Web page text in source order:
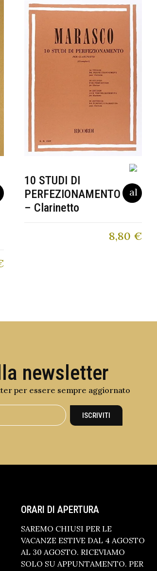
10 STUDI DI
PERFEZIONAMENTO
– Clarinetto
8,80 €
newsletter
per essere sempre aggiornato
ISCRIVITI
ORARI DI APERTURA
SAREMO CHIUSI PER LE
VACANZE ESTIVE DAL 4 AGOSTO
AL 30 AGOSTO. RICEVIAMO
SOLO SU APPUNTAMENTO. PER